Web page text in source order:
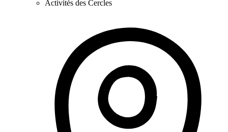
Activités des Cercles